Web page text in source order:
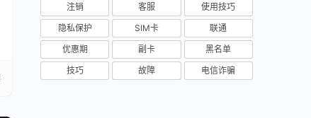
注销 客服 使用技巧
隐私保护 SIM卡 联通
优惠期 副卡 黑名单
技巧 故障 电信诈骗